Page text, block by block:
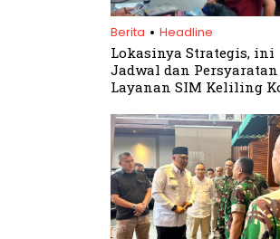
Berita . Headline
Lokasinya Strategis, ini
Jadwal dan Persyaratan
Layanan SIM Keliling